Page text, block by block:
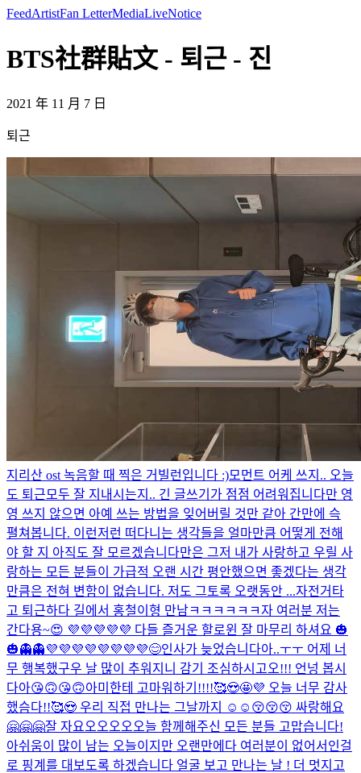
FeedArtistFan LetterMediaLiveNotice
BTS社群貼文 - 퇴근 - 진
2021 年 11 月 7 日
퇴근
지리산 ost 녹음할 때 찍은 거 빌런입니다 :)모먼트 어케 쓰지.. 오늘
도 퇴근모두 잘 지내시는지.. 긴 글쓰기가 점점 어려워집니다만 영
영 쓰지 않으면 아예 쓰는 방법을 잊어버릴 것만 같아 간만에 슥
펼쳐봅니다. 이런저런 떠다니는 생각들을 얼마만큼 어떻게 전해
야 할 지 아직도 잘 모르겠습니다만은 그저 내가 사랑하고 우릴 사
랑하는 모든 분들이 가급적 오랜 시간 평안했으면 좋겠다는 생각
만큼은 전혀 변함이 없습니다. 저도 그토록 오랫동안 ...자전거타
고 퇴근하다 길에서 홍철이형 만남ㅋㅋㅋㅋㅋㅋ자 여러분 저는
간다용~😍 💜💜💜💜💜 다들 즐거운 할로윈 잘 마무리 하셔요 🎃
🎃👻👻💜💜💜💜💜💜💜💜😊인사가 늦었습니다아..ㅜㅜ 어제 너
무 행복했구우 날 많이 추워지니 감기 조심하시고오!!! 언넝 봅시
다아😘🙃😘🙃아미한테 고마워하기!!!!🥰😍🤩💜 오늘 너무 감사
했슴다!!🥰😍 우리 직접 만나는 그날까지 ☺☺😚😚😚 싸랑해요
🤗🤗🤗잘 자요오오오오 오늘 함께해주신 모든 분들 고맙습니다!
아쉬움이 많이 남는 오늘이지만 오랜만에다 여러분이 없어서인걸
로 핑계를 대보도록 하겠습니다 얼굴 보고 만나는 날 ! 더 멋지고